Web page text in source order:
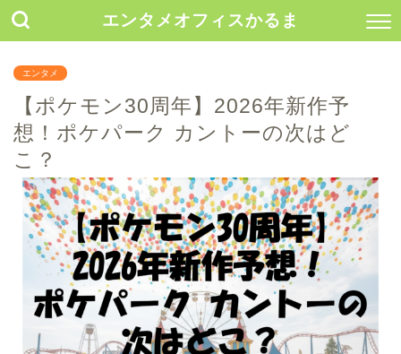
エンタメオフィスかるま
エンタメ
【ポケモン30周年】2026年新作予
想！ポケパーク カントーの次はど
こ？